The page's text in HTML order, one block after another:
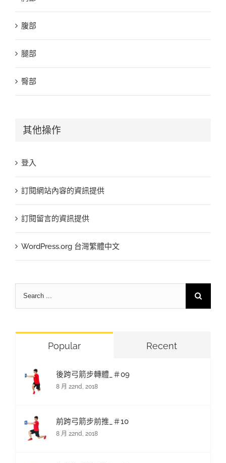
腹部
腿部
臀部
其他操作
登入
訂閱網站內容的資訊提供
訂閱留言的資訊提供
WordPress.org 台灣繁體中文
Search
for:
Popular Recent
後跨弓箭步轉體_＃09
8 月 22nd, 2018
前跨弓箭步前推_＃10
8 月 22nd, 2018